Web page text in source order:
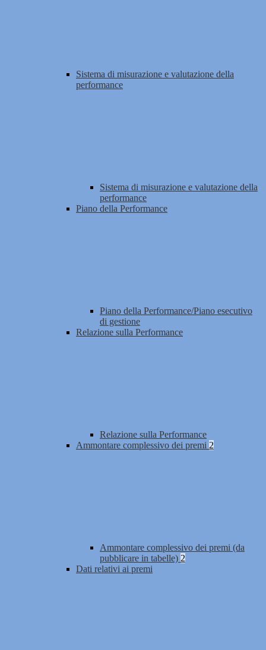
Sistema di misurazione e valutazione della
performance
Sistema di misurazione e valutazione della
performance
Piano della Performance
Piano della Performance/Piano esecutivo
di gestione
Relazione sulla Performance
Relazione sulla Performance
Ammontare complessivo dei premi 2
Ammontare complessivo dei premi (da
pubblicare in tabelle) 2
Dati relativi ai premi